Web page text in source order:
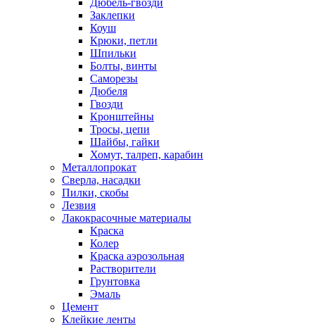
Заклепки
Коуш
Крюки, петли
Шпильки
Болты, винты
Саморезы
Дюбеля
Гвозди
Кронштейны
Тросы, цепи
Шайбы, гайки
Хомут, талреп, карабин
Металлопрокат
Сверла, насадки
Пилки, скобы
Лезвия
Лакокрасочные материалы
Краска
Колер
Краска аэрозольная
Растворители
Грунтовка
Эмаль
Цемент
Клейкие ленты